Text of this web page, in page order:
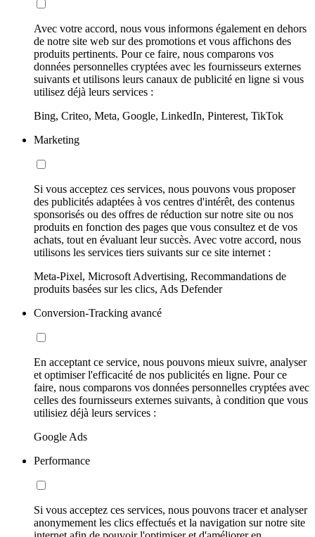
Avec votre accord, nous vous informons également en dehors
de notre site web sur des promotions et vous affichons des
produits pertinents. Pour ce faire, nous comparons vos
données personnelles cryptées avec les fournisseurs externes
suivants et utilisons leurs canaux de publicité en ligne si vous
utilisez déjà leurs services :
Bing, Criteo, Meta, Google, LinkedIn, Pinterest, TikTok
Marketing
Si vous acceptez ces services, nous pouvons vous proposer
des publicités adaptées à vos centres d'intérêt, des contenus
sponsorisés ou des offres de réduction sur notre site ou nos
produits en fonction des pages que vous consultez et de vos
achats, tout en évaluant leur succès. Avec votre accord, nous
utilisons les services tiers suivants sur ce site internet :
Meta-Pixel, Microsoft Advertising, Recommandations de
produits basées sur les clics, Ads Defender
Conversion-Tracking avancé
En acceptant ce service, nous pouvons mieux suivre, analyser
et optimiser l'efficacité de nos publicités en ligne. Pour ce
faire, nous comparons vos données personnelles cryptées avec
celles des fournisseurs externes suivants, à condition que vous
utilisiez déjà leurs services :
Google Ads
Performance
Si vous acceptez ces services, nous pouvons tracer et analyser
anonymement les clics effectués et la navigation sur notre site